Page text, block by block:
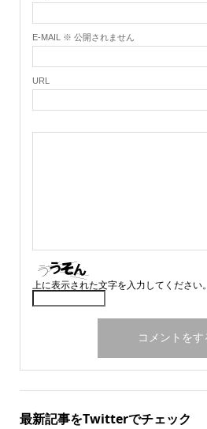
E-MAIL ※ 公開されません
URL
上に表示された文字を入力してください。
最新記事をTwitterでチェック